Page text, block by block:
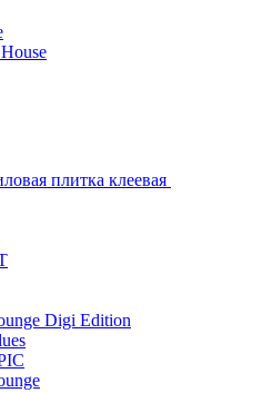
плитка клеевая
Digi Edition